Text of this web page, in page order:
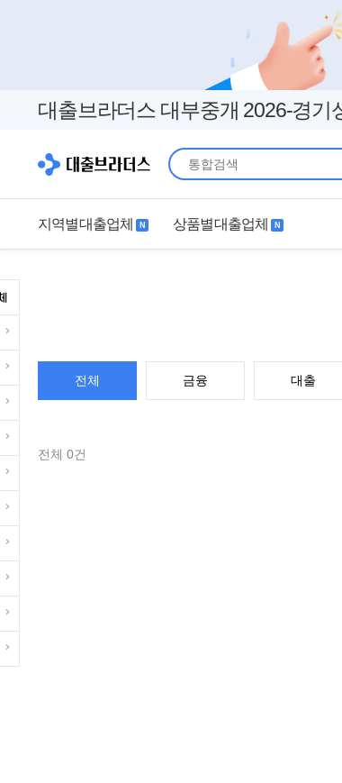
대출브라더스 대부중개 2026-경기
지역별대출업체 N 상품별대출업체 N
연체자
전체 금융 대출
전체 0건